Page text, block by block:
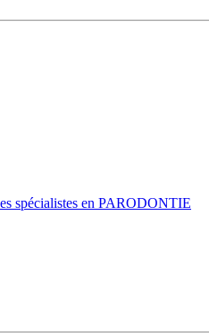
spécialistes en PARODONTIE